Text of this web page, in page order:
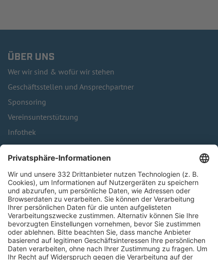
ÜBER UNS
Wer wir sind & wofür wir stehen
Geschäftsstellen und Ansprechpartner
Sponsoring
Vereinsunterstützung
Infothek
Kontakt
HÄUFIG BESUCHTE SEITEN
Pässe und Vereinswechsel
Trainerausbildung
Schulungsangebot Vereinsmitarbeiter
BFV-Geschäftsstellen
Trainerbörse